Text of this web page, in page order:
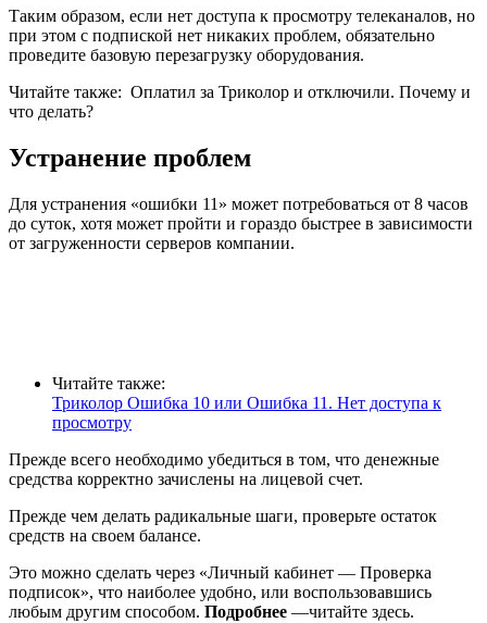
Таким образом, если нет доступа к просмотру телеканалов, но
при этом с подпиской нет никаких проблем, обязательно
проведите базовую перезагрузку оборудования.
Читайте также: Оплатил за Триколор и отключили. Почему и
что делать?
Устранение проблем
Для устранения «ошибки 11» может потребоваться от 8 часов
до суток, хотя может пройти и гораздо быстрее в зависимости
от загруженности серверов компании.
Читайте также:
Триколор Ошибка 10 или Ошибка 11. Нет доступа к
просмотру
Прежде всего необходимо убедиться в том, что денежные
средства корректно зачислены на лицевой счет.
Прежде чем делать радикальные шаги, проверьте остаток
средств на своем балансе.
Это можно сделать через «Личный кабинет — Проверка
подписок», что наиболее удобно, или воспользовавшись
любым другим способом. Подробнее —читайте здесь.